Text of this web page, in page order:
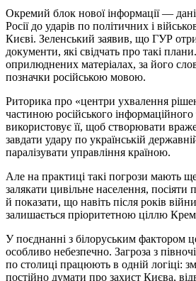
Окремий блок нової інформації —
Росії до ударів по політичних і
Києві. Зеленський заявив, що ГУР
документи, які свідчать про такі
оприлюднених матеріалах, за його
позначки російською мовою.
Риторика про «центри ухвалення
частиною російського
використовує її, щоб створювати
завдати удару по українській
паралізувати управління країною.
Але на практиці такі погрози мають
залякати цивільне населення, посіяти
й показати, що навіть після років
залишається пріоритетною ціллю
У поєднанні з білоруським фактором
особливо небезпечно. Загроза з
по столиці працюють в одній логіці:
постійно думати про захист Києва,